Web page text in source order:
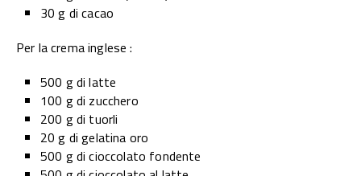
30 g di cacao
Per la crema inglese :
500 g di latte
100 g di zucchero
200 g di tuorli
20 g di gelatina oro
500 g di cioccolato fondente